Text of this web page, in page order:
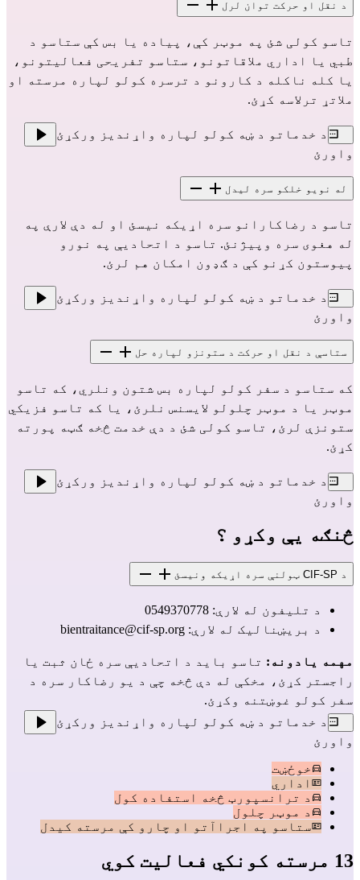
د نقل او حرکت توان لرل
تاسو کولی شئ په موټر کې، پیاده یا بس کې ستاسو د
طبي یا اداري ملاقاتونو، ستاسو تفریحی فعالیتونو،
یا کله ناکله د کارونو د ترسره کولو لپاره مرسته او
ملاتړ ترلاسه کړئ.
د خدماتو د ښه کولو لپاره واړندیز ورکړئ
واورئ
له نویو خلکو سره لیدل
تاسو د رضاکارانو سره اړیکه نیسئ او له دې لارې په
له هغوی سره وپیژنئ. تاسو د اتحادیې په نورو
پیوستون کړنو کې د ګډون امکان هم لرئ.
د خدماتو د ښه کولو لپاره واړندیز ورکړئ
واورئ
ستاسې د نقل او حرکت د ستونزو لپاره حل
که ستاسو د سفر کولو لپاره بس شتون ونلري، که تاسو
موټر یا د موټر چلولو لایسنس نلرئ، یا که تاسو فزیکي
ستونزې لرئ، تاسو کولی شئ د دې خدمت څخه ګټه پورته
کړئ.
د خدماتو د ښه کولو لپاره واړندیز ورکړئ
واورئ
څنګه یې وکړو ؟
د CIF-SP ټولنې سره اړیکه ونیسئ
د تلیفون له لارې: 0549370778
د بریښنالیک له لارې: bientraitance@cif-sp.org
مهمه یادونه: تاسو باید د اتحادیې سره ځان ثبت یا
راجستر کړئ، مخکې له دې څخه چې د یو رضاکار سره د
سفر کولو غوښتنه وکړئ.
د خدماتو د ښه کولو لپاره واړندیز ورکړئ
واورئ
خوځښت
اداري
د ترانسپورټ څخه استفاده کول
د موټر چلول
ستاسو په اجراآتو او چارو کې مرسته کیدل
13 مرسته کونکي فعالیت کوي